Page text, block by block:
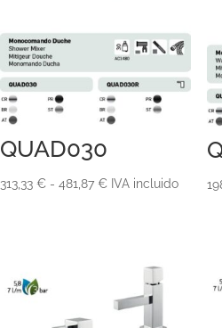
QUAD030
313,33 € - 481,87 €Rango
hasta
481,87 €
IVA incluido